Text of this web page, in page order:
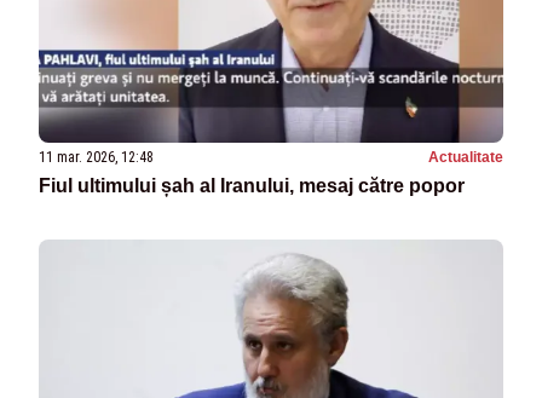
11 mar. 2026, 12:48 Actualitate
Fiul ultimului șah al Iranului, mesaj către popor